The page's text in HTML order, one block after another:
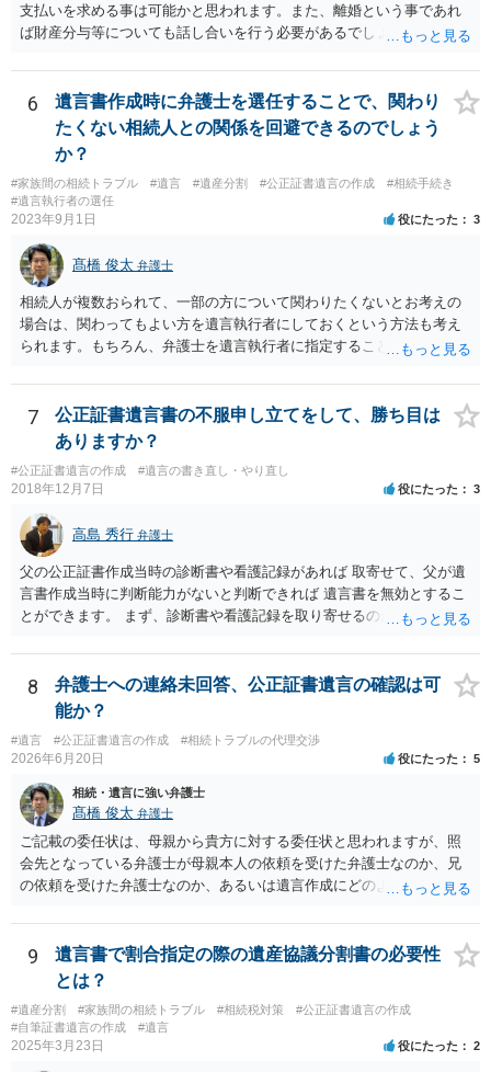
支払いを求める事は可能かと思われます。また、離婚という事であれ
ば財産分与等についても話し合いを行う必要があるでしょう。 細かい
士事務所へご相談されると良いでしょう。
6
遺言書作成時に弁護士を選任することで、関わり
たくない相続人との関係を回避できるのでしょう
か？
#家族間の相続トラブル #遺言 #遺産分割 #公正証書遺言の作成
#相続手続き
#遺言執行者の選任
2023年9月1日 役にたった 3
髙橋 俊太 弁護士
相続人が複数おられて、一部の方について関わりたくないとお考えの
場合は、関わってもよい方を遺言執行者にしておくという方法も考え
られます。もちろん、弁護士を遺言執行者に指定することもできます
方に再委任の権限を付与しておくという方法もあります。 一度、弁護
士に直接ご相談されることをお勧めいたします。
7
公正証書遺言書の不服申し立てをして、勝ち目は
ありますか？
#公正証書遺言の作成 #遺言の書き直し・やり直し
2018年12月7日 役にたった 3
高島 秀行 弁護士
父の公正証書作成当時の診断書や看護記録があれば 取寄せて、父が遺
言書作成当時に判断能力がないと判断できれば 遺言書を無効とするこ
とができます。 まず、診断書や看護記録を取り寄せるのが重要となり
いと思います。
8
弁護士への連絡未回答、公正証書遺言の確認は可
能か？
#遺言 #公正証書遺言の作成 #相続トラブルの代理交渉
2026年6月20日 役にたった 5
相続・遺言に強い弁護士
髙橋 俊太 弁護士
ご記載の委任状は、母親から貴方に対する委任状と思われますが、照
会先となっている弁護士が母親本人の依頼を受けた弁護士なのか、兄
の依頼を受けた弁護士なのか、あるいは遺言作成にどのような立場で
と思われます。 仮に、その弁護士が母親本人から依頼を受けているの
であれば、母親本人に対する報告義務が問題となります。母親が貴方
に一任する旨を明確に伝えており、委任状の内容にも、弁護士との連
絡、進捗確認、公正証書遺言の作成有無や控えの確認等が含まれてい
るのであれば、貴方から進捗状況等の説明を求める余地はあります。
他方で、その弁護士が兄の依頼を受けた弁護士である場合には、兄の
9
遺言書で割合指定の際の遺産協議分割書の必要性
とは？
#遺産分割 #家族間の相続トラブル #相続税対策
#公正証書遺言の作成
#自筆証書遺言の作成
#遺言
2025年3月23日 役にたった 2